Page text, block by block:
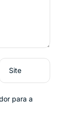
Site
para a